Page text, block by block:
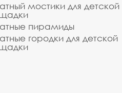
мостики для детской
пирамиды
городки для детской